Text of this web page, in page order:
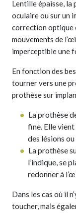
Lentille épaisse, la
oculaire ou sur un
correction optique
mouvements de
imperceptible une
En fonction des
tourner vers une
prothèse sur
La prothèse
fine. Elle
des lésions
La prothèse
l’indique, se
redonner à
Dans les cas où il
toucher, mais